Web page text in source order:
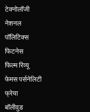
टेक्नोलॉजी
नेशनल
पॉलिटिक्स
फिटनेस
फिल्म रिव्यू
फेमस पर्सनेलिटी
फ्रेया
बॉलीवुड